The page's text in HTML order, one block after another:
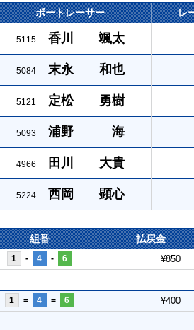
ボートレーサー レ
5115 香川 颯太
5084 末永 和也
5121 定松 勇樹
5093 浦野 海
4966 田川 大貴
5224 西岡 顕心
組番 払戻金
1 - 4 - 6 ¥850
1 = 4 = 6 ¥400